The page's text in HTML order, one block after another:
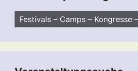
Festivals – Camps – Kongresse